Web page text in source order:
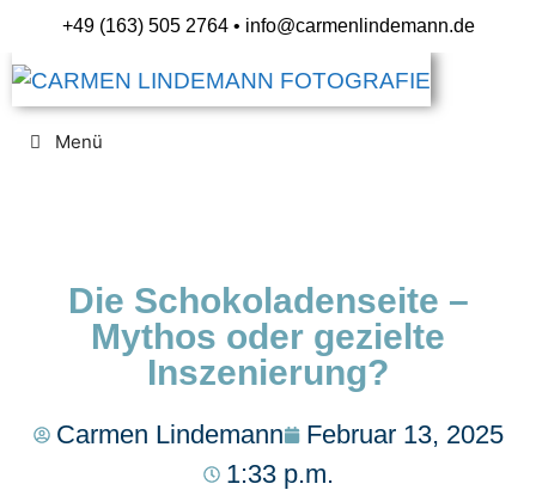
+49 (163) 505 2764 • info@carmenlindemann.de
Menü
Die Schokoladenseite –
Mythos oder gezielte
Inszenierung?
Carmen Lindemann
Februar 13, 2025
1:33 p.m.